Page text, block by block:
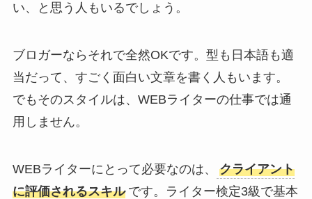
い、と思う人もいるでしょう。
ブロガーならそれで全然OKです。型も日本語も適
当だって、すごく面白い文章を書く人もいます。
でもそのスタイルは、WEBライターの仕事では通
用しません。
WEBライターにとって必要なのは、
クライアント
に評価されるスキル です。ライター検定3級で基本